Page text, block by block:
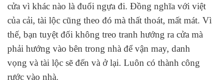
cửa vì khác nào là đuổi ngựa đi. Đồng nghĩa với việt
của cải, tài lộc cũng theo đó mà thất thoát, mất mát. Vì
thế, bạn tuyệt đối không treo tranh hướng ra cửa mà
phải hướng vào bên trong nhà để vận may, danh
vọng và tài lộc sẽ đến và ở lại. Luôn có thành công
rước vào nhà.